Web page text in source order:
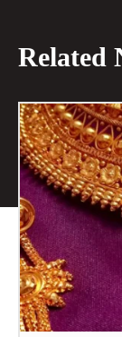
Related